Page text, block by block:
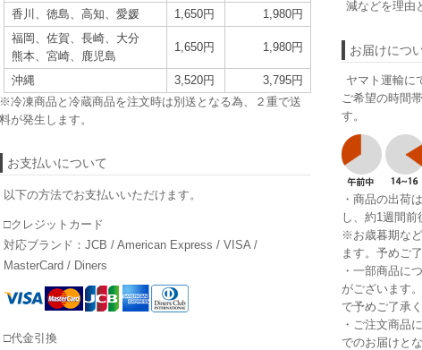
香川、徳島、高知、愛媛 1,650円
1,980円
福岡、佐賀、長崎、大分
熊本、宮崎、鹿児島
1,650円 1,980円
沖縄 3,520円
3,795円
※冷凍商品と冷蔵商品を注文時は別送となる為、２重で送
料が発生します。
お支払いについて
以下の方法でお支払いいただけます。
□クレジットカード
対応ブランド：JCB / American Express / VISA /
MasterCard / Diners
□代金引換
減などを理由
お届けにつ
ヤマト運輸に
ご希望の時間
す。
・商品の出荷
し、約1週間前
※お歳暮期な
ます。予めご
・一部商品に
がございます
で予めご了承く
・ご注文商品
でのお届けとな